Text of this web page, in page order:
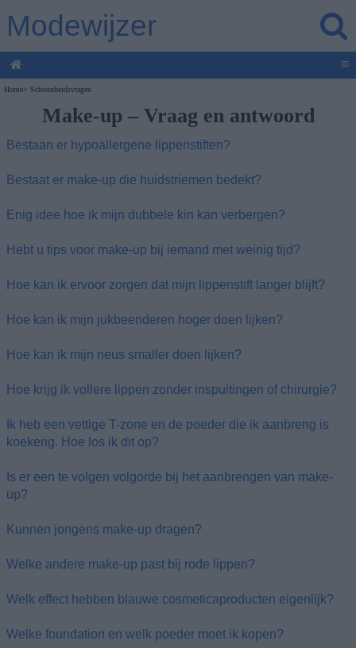
Modewijzer
≡
Home> Schoonheidsvragen
Make-up – Vraag en antwoord
Bestaan er hypoallergene lippenstiften?
Bestaat er make-up die huidstriemen bedekt?
Enig idee hoe ik mijn dubbele kin kan verbergen?
Hebt u tips voor make-up bij iemand met weinig tijd?
Hoe kan ik ervoor zorgen dat mijn lippenstift langer blijft?
Hoe kan ik mijn jukbeenderen hoger doen lijken?
Hoe kan ik mijn neus smaller doen lijken?
Hoe krijg ik vollere lippen zonder inspuitingen of chirurgie?
Ik heb een vettige T-zone en de poeder die ik aanbreng is
koekerig. Hoe los ik dit op?
Is er een te volgen volgorde bij het aanbrengen van make-
up?
Kunnen jongens make-up dragen?
Welke andere make-up past bij rode lippen?
Welk effect hebben blauwe cosmeticaproducten eigenlijk?
Welke foundation en welk poeder moet ik kopen?